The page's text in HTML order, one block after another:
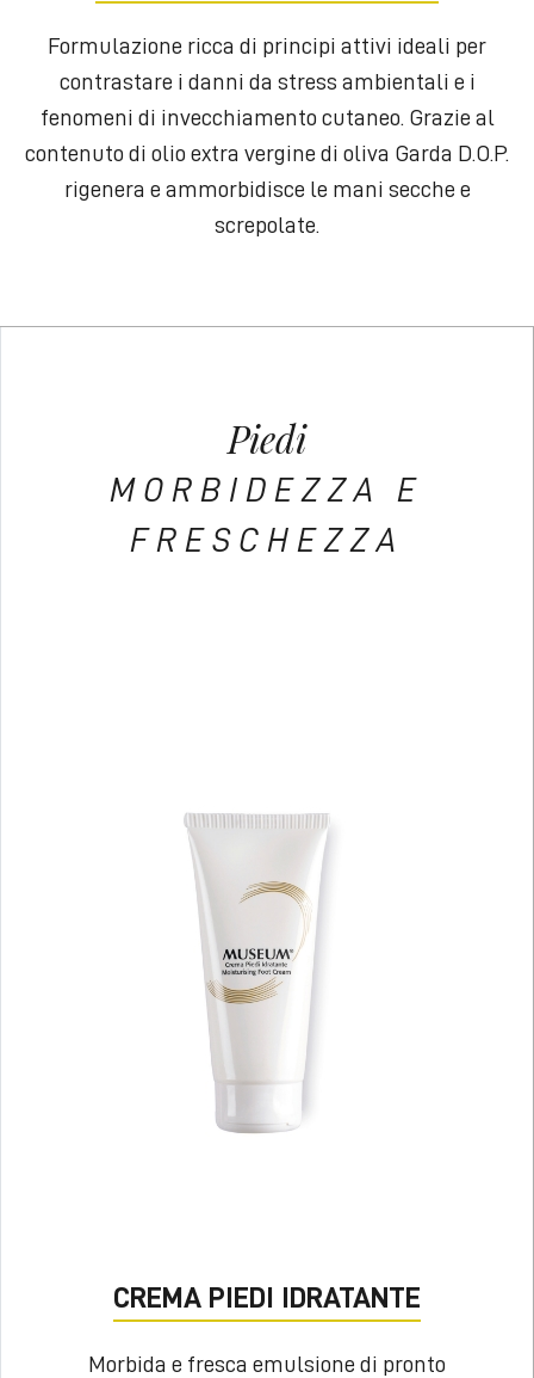
Formulazione ricca di principi attivi ideali per
contrastare i danni da stress ambientali e i
fenomeni di invecchiamento cutaneo. Grazie al
contenuto di olio extra vergine di oliva Garda D.O.P.
rigenera e ammorbidisce le mani secche e
screpolate.
Piedi
MORBIDEZZA E
FRESCHEZZA
CREMA PIEDI IDRATANTE
Morbida e fresca emulsione di pronto